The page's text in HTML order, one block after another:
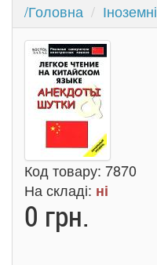
/Головна
Код товару: 7870
На складі: ні
0 грн.